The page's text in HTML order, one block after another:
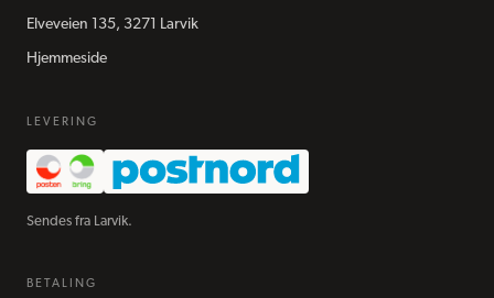
Elveveien 135, 3271 Larvik
Hjemmeside
LEVERING
Sendes fra Larvik.
BETALING